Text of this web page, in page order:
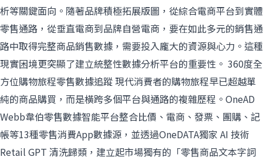
析等關鍵面向。隨著品牌積極拓展版圖，從綜合電商平台到實體
零售通路，從垂直電商到品牌自營電商，要在如此多元的銷售通
路中取得完整商品銷售數據，需要投入龐大的資源與心力。這種
現實困境更突顯了建立統整性數據分析平台的重要性。 360度全
方位購物旅程零售數據追蹤 現代消費者的購物旅程早已超越單
純的商品購買，而是橫跨多個平台與通路的複雜歷程。OneAD
Webb韋伯零售數據智能平台整合比價、電商、發票、團購、記
帳等13種零售消費App數據源，並透過OneDATA獨家 AI 技術
Retail GPT 清洗歸類，建立起市場獨有的「零售商品文本字詞